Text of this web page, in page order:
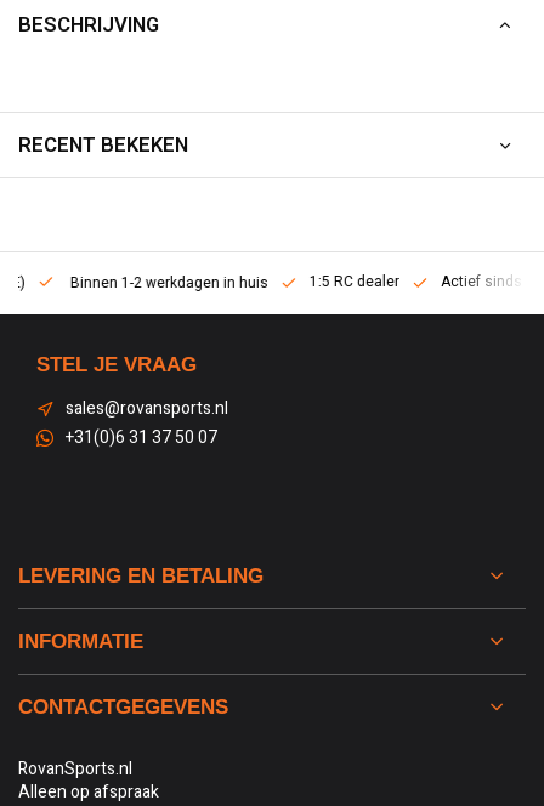
BESCHRIJVING
RECENT BEKEKEN
Binnen 1-2 werkdagen in huis 1:5 RC dealer Actief sinds 2013
STEL JE VRAAG
sales@rovansports.nl
+31(0)6 31 37 50 07
LEVERING EN BETALING
INFORMATIE
CONTACTGEGEVENS
RovanSports.nl
Alleen op afspraak